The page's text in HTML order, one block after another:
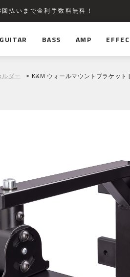
払いまで金利手数料無料！
BASS AMP
ルダー > K&M ウォールマウントブラケット